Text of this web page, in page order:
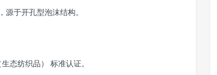
于开孔型泡沫结构。
态纺织品） 标准认证。